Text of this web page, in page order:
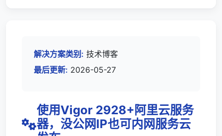
解决方案类别: 技术博客
最后更新: 2026-05-27
使用Vigor 2928+阿里云服务
器，没公网IP也可内网服务云